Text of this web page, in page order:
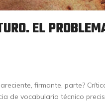
EL
firmante, parte?
de vocabulario técnico